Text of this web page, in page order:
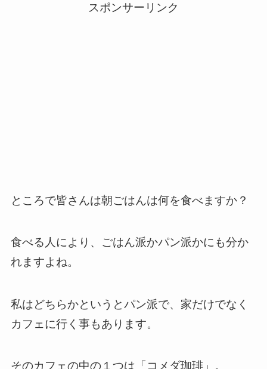
スポンサーリンク
ところで皆さんは朝ごはんは何を食べますか？
食べる人により、ごはん派かパン派かにも分か
れますよね。
私はどちらかというとパン派で、家だけでなく
カフェに行く事もあります。
そのカフェの中の１つは「コメダ珈琲」。